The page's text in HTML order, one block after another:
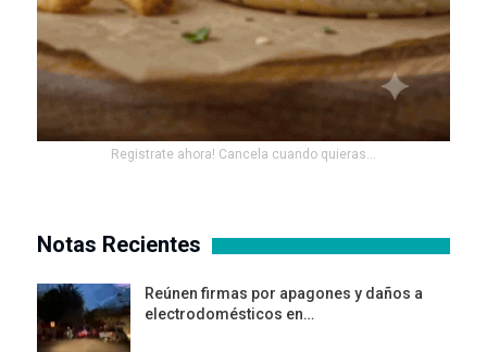
Registrate ahora! Cancela cuando quieras...
Notas Recientes
Reúnen firmas por apagones y daños a
electrodomésticos en…